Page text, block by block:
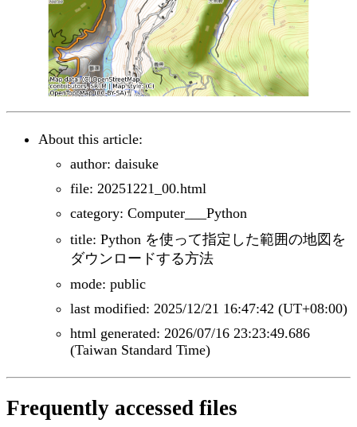
About this article:
author: daisuke
file: 20251221_00.html
category: Computer___Python
title: Python を使って指定した範囲の地図を
ダウンロードする方法
mode: public
last modified: 2025/12/21 16:47:42 (UT+08:00)
html generated: 2026/07/16 23:23:49.686
(Taiwan Standard Time)
Frequently accessed files